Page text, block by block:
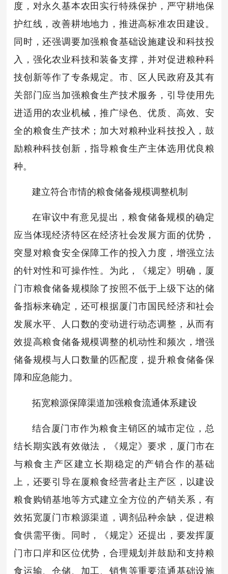
度，对永久基本农田实行特殊保护，严守耕地保
护红线，改善耕地地力，推进高标准农田建设。
同时，还强调要加强粮食基础设施建设和科技投
入，强化农业科技和装备支撑，并对促进粮种科
技创新等作了专条规定。市、区人民政府及其有
关部门应当加强粮食生产技术服务，引导使用先
进适用的农业机械，推广绿色、优质、高效、安
全的粮食生产技术；加大对粮种业科技投入，鼓
励粮种科技创新，指导粮食生产主体选用优良粮
种。
建立符合市情的粮食储备规模调整机制
在审议中有意见提出，粮食储备规模的确定
应当体现经济特区在经济社会发展方面的优势，
突显对粮食安全保障工作的投入力度，增强立法
的针对性和可操作性。为此，《规定》明确，厦
门市粮食储备规模除了按照不低于上级下达的储
备指标来确定，还可根据厦门市国民经济和社会
发展水平、人口数的变动进行动态调整，从而有
效提高粮食储备规模调整的机动性和频次，增强
储备规模与人口数量的匹配度，提升粮食储备保
障和应急能力。
拓宽粮源保障渠道加强粮食流通体系建设
结合厦门市作为粮食主销区的城市定位，总
结长期实践有效做法，《规定》要求，厦门市在
与粮食主产区建立长期稳定的产销合作的基础
上，还要引导在厦粮食经营者赴主产区，以建设
粮食购销基地等方式建立全方位的产销关系，有
效拓宽厦门市粮源渠道，调剂品种余缺，促进粮
食供需平衡。同时，《规定》还提出，要发挥厦
门市口岸和区位优势，合理规划并鼓励和支持粮
食运输、仓储、加工、销售等重要流通基础设施